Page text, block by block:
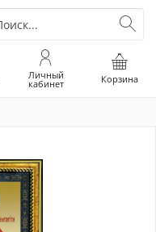
Корзина
Личный
кабинет